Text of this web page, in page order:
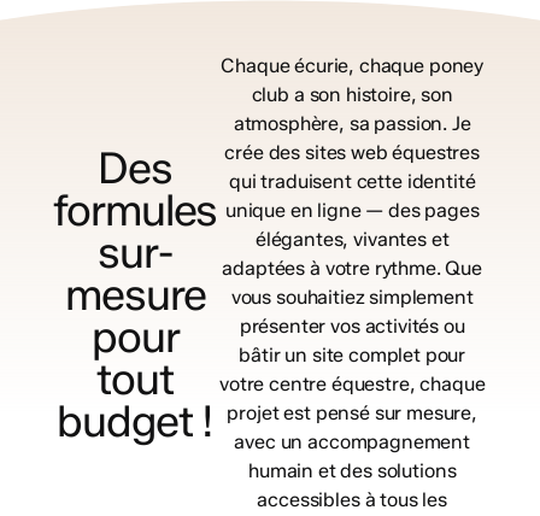
Des
formules
sur-
mesure
pour
tout
budget !
Chaque écurie, chaque poney
club a son histoire, son
atmosphère, sa passion. Je
crée des sites web équestres
qui traduisent cette identité
unique en ligne — des pages
élégantes, vivantes et
adaptées à votre rythme. Que
vous souhaitiez simplement
présenter vos activités ou
bâtir un site complet pour
votre centre équestre, chaque
projet est pensé sur mesure,
avec un accompagnement
humain et des solutions
accessibles à tous les